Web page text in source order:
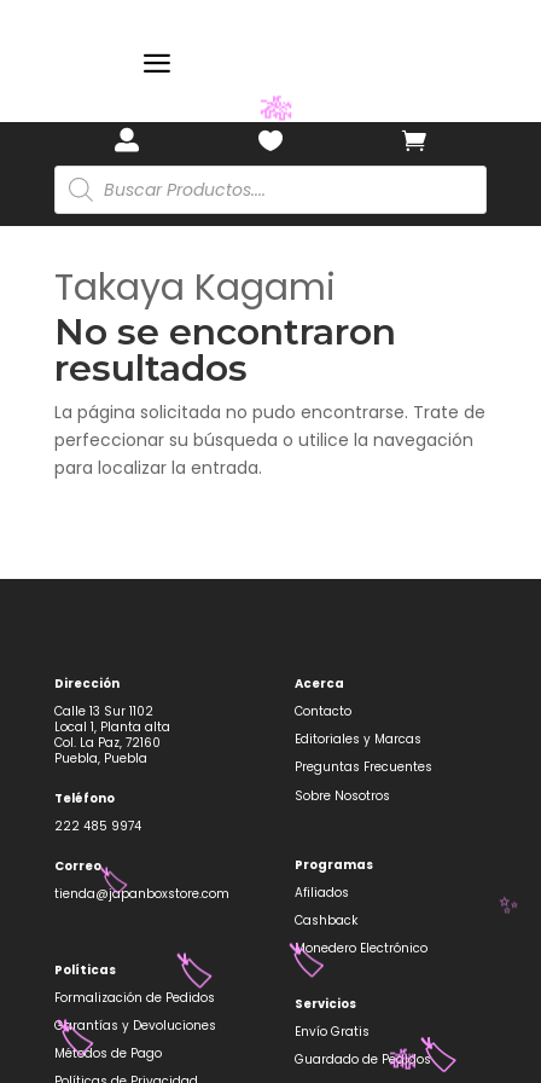
a
 

Búsqueda
de
productos
Takaya Kagami
No se encontraron
resultados
La página solicitada no pudo encontrarse. Trate de
perfeccionar su búsqueda o utilice la navegación
para localizar la entrada.
Dirección
Calle 13 Sur 1102
Local 1, Planta alta
Col. La Paz, 72160
Puebla, Puebla
Teléfono
222 485 9974
Correo
tienda@japanboxstore.com
Políticas
Formalización de Pedidos
Garantías y Devoluciones
Métodos de Pago
Acerca
Contacto
Editoriales y Marcas
Preguntas Frecuentes
Sobre Nosotros
Programas
Afiliados
Cashback
Monedero Electrónico
Servicios
Envío Gratis
Guardado de Pedidos
🎋
🏷️
🏷️ 🏷️
✨
🏷️